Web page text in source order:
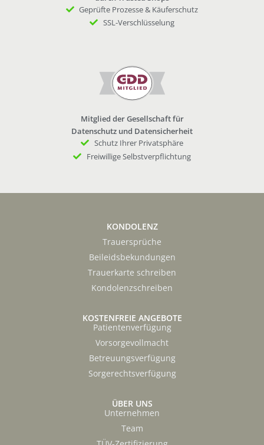
Geprüfte Prozesse & Käuferschutz
SSL-Verschlüsselung
Mitglied der Gesellschaft für
Datenschutz und Datensicherheit
Schutz Ihrer Privatsphäre
Freiwillige Selbstverpflichtung
KONDOLENZ
Trauersprüche
Beileidsbekundungen
Trauerkarte schreiben
Kondolenzschreiben
KOSTENFREIE ANGEBOTE
Patientenverfügung
Vorsorgevollmacht
Betreuungsverfügung
Sorgerechtsverfügung
ÜBER UNS
Unternehmen
Team